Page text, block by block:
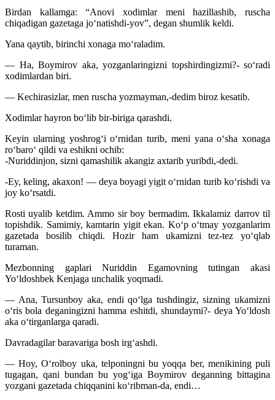
Birdan kallamga: “Anovi xodimlar meni hazillashib, ruscha
chiqadigan gazetaga jo‘natishdi-yov”, degan shumlik keldi.
Yana qaytib, birinchi xonaga mo‘raladim.
— Ha, Boymirov aka, yozganlaringizni topshirdingizmi?- so‘radi
xodimlardan biri.
— Kechirasizlar, men ruscha yozmayman,-dedim biroz kesatib.
Xodimlar hayron bo‘lib bir-biriga qarashdi.
Keyin ularning yoshrog‘i o‘rnidan turib, meni yana o‘sha xonaga
ro‘baro‘ qildi va eshikni ochib:
-Nuriddinjon, sizni qamashilik akangiz axtarib yuribdi,-dedi.
-Ey, keling, akaxon! — deya boyagi yigit o‘rnidan turib ko‘rishdi va
joy ko‘rsatdi.
Rosti uyalib ketdim. Ammo sir boy bermadim. Ikkalamiz darrov til
topishdik. Samimiy, kamtarin yigit ekan. Ko‘p o‘tmay yozganlarim
gazetada bosilib chiqdi. Hozir ham ukamizni tez-tez yo‘qlab
turaman.
Mezbonning gaplari Nuriddin Egamovning tutingan akasi
Yo‘ldoshbek Kenjaga unchalik yoqmadi.
— Ana, Tursunboy aka, endi qo‘lga tushdingiz, sizning ukamizni
o‘ris bola deganingizni hamma eshitdi, shundaymi?- deya Yo‘ldosh
aka o‘tirganlarga qaradi.
Davradagilar baravariga bosh irg‘ashdi.
— Hoy, O‘rolboy uka, telponingni bu yoqqa ber, menikining puli
tugagan, qani bundan bu yog‘iga Boymirov deganning bittagina
yozgani gazetada chiqqanini ko‘ribman-da, endi…